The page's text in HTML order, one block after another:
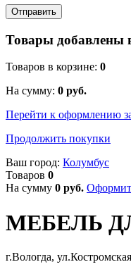
Товары добавлены
Товаров в корзине: 0
На сумму: 0 руб.
Перейти к оформлению
Продолжить покупки
Ваш город: Колумбус
Товаров 0
На сумму 0 руб.
МЕБЕЛЬ
г.Вологда,